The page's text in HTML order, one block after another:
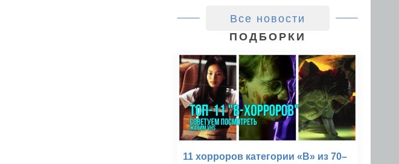
Все новости
ПОДБОРКИ
11 хорроров категории «B» из 70–